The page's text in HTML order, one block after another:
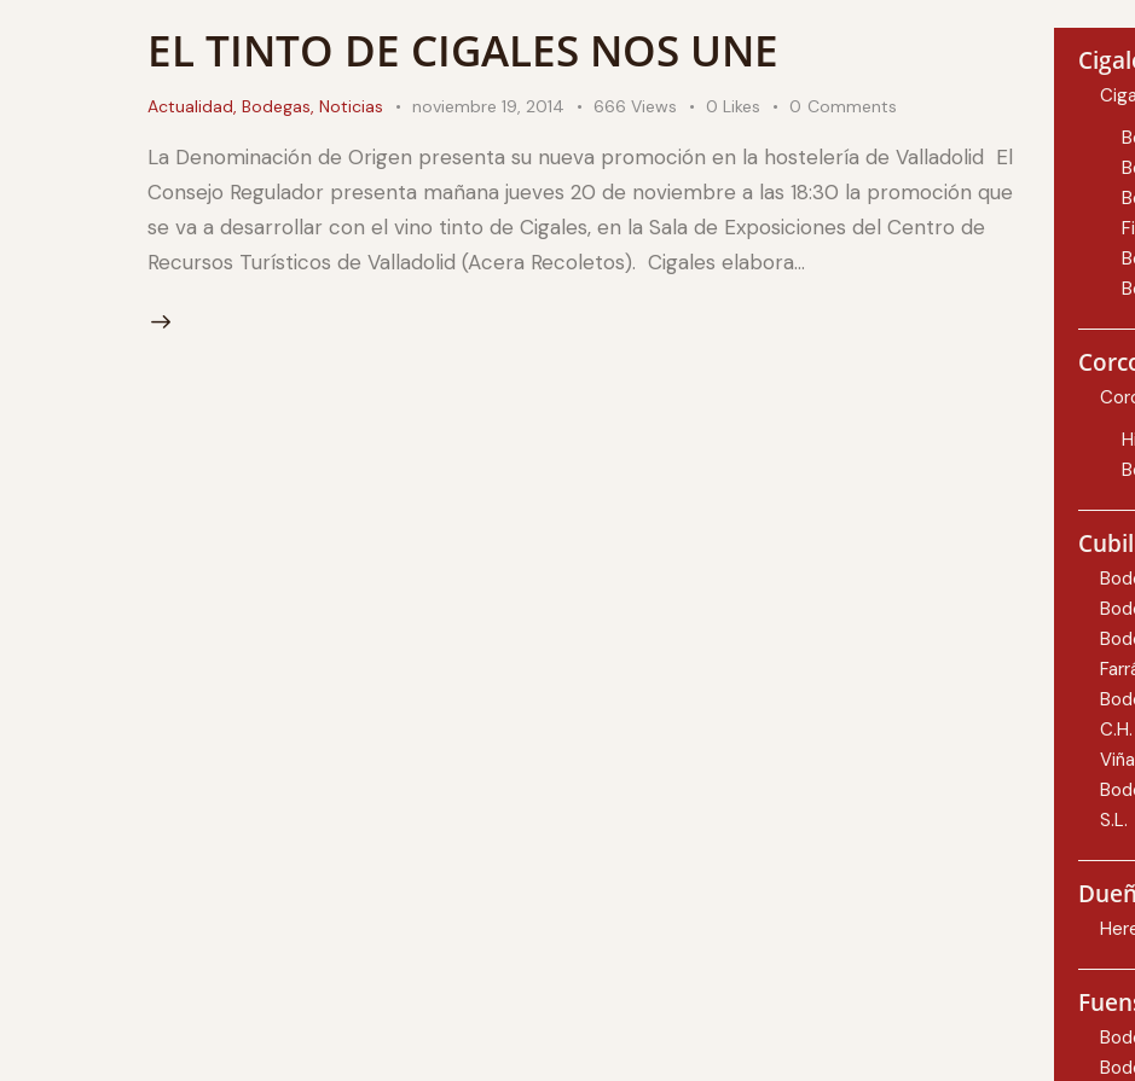
EL TINTO DE CIGALES NOS UNE
Actualidad, Bodegas, Noticias noviembre 19, 2014 666 Views 0 Likes 0 Comments
La Denominación de Origen presenta su nueva promoción en la hostelería de Valladolid El
Consejo Regulador presenta mañana jueves 20 de noviembre a las 18:30 la promoción que
se va a desarrollar con el vino tinto de Cigales, en la Sala de Exposiciones del Centro de
Recursos Turísticos de Valladolid (Acera Recoletos). Cigales elabora…
S.L.